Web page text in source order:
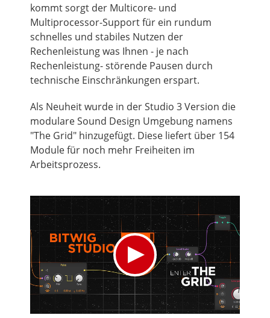
kommt sorgt der Multicore- und
Multiprocessor-Support für ein rundum
schnelles und stabiles Nutzen der
Rechenleistung was Ihnen - je nach
Rechenleistung- störende Pausen durch
technische Einschränkungen erspart.
Als Neuheit wurde in der Studio 3 Version die
modulare Sound Design Umgebung namens
"The Grid" hinzugefügt. Diese liefert über 154
Module für noch mehr Freiheiten im
Arbeitsprozess.